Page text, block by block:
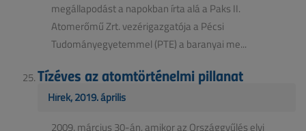
megállapodást a napokban írta alá a Paks II.
Atomerőmű Zrt. vezérigazgatója a Pécsi
Tudományegyetemmel (PTE) a baranyai me...
Tízéves az atomtörténelmi pillanat
Hírek, 2019. április
2009. március 30-án, amikor az Országgyűlés elvi